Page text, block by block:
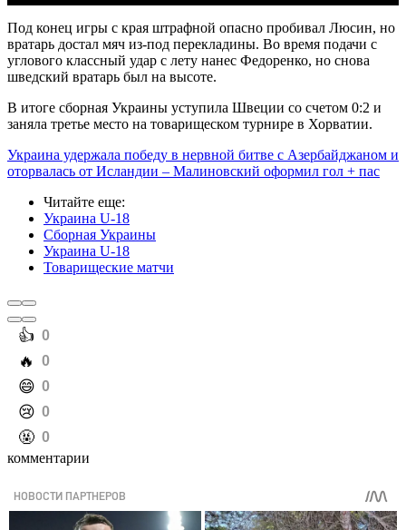
Под конец игры с края штрафной опасно пробивал Люсин, но
вратарь достал мяч из-под перекладины. Во время подачи с
углового классный удар с лету нанес Федоренко, но снова
шведский вратарь был на высоте.
В итоге сборная Украины уступила Швеции со счетом 0:2 и
заняла третье место на товарищеском турнире в Хорватии.
Украина удержала победу в нервной битве с Азербайджаном и
оторвалась от Исландии – Малиновский оформил гол + пас
Читайте еще:
Украина U-18
Сборная Украины
Украина U-18
Товарищеские матчи
️👍 0
️🔥 0
️😄 0
️😢 0
️🤬 0
комментарии